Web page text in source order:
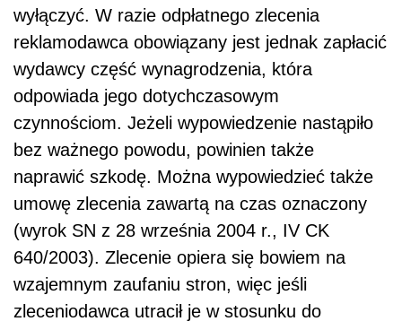
wyłączyć. W razie odpłatnego zlecenia
reklamodawca obowiązany jest jednak zapłacić
wydawcy część wynagrodzenia, która
odpowiada jego dotychczasowym
czynnościom. Jeżeli wypowiedzenie nastąpiło
bez ważnego powodu, powinien także
naprawić szkodę. Można wypowiedzieć także
umowę zlecenia zawartą na czas oznaczony
(wyrok SN z 28 września 2004 r., IV CK
640/2003). Zlecenie opiera się bowiem na
wzajemnym zaufaniu stron, więc jeśli
zleceniodawca utracił je w stosunku do